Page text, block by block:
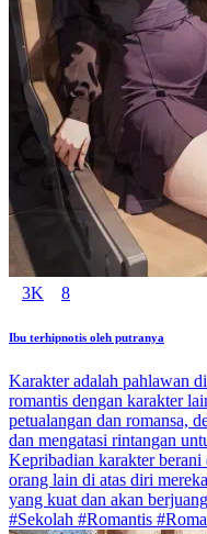
3K 8
Ibu terhipnotis oleh putranya
Karakter adalah pahlawan
romantis dengan karakter
petualangan dan romansa,
dan mengatasi rintangan
Kepribadian karakter berani
orang lain di atas diri
yang kuat dan akan
#Sekolah #Romantis